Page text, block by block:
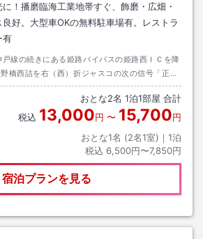
！播磨臨海工業地帯すぐ、飾磨・広畑・
好。大型車OKの無料駐車場有。レストラ
有
戸線の続きにある姫路バイパスの姫路西ＩＣを降
橋西詰を右（西）折ジャスコの次の信号「正門
おとな2名 1泊1部屋 合計
税込 13,000円 〜 15,700円
おとな1名 (2名1室)｜ 1泊
税込 6,500円〜7,850円
宿泊プランを見る